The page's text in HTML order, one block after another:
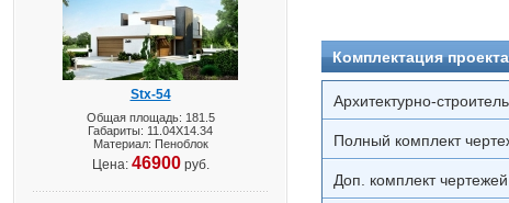
Stx-54
Общая площадь: 181.5
Габариты: 11.04X14.34
Материал: Пеноблок
Цена: 46900руб.
Комплектация
Архитектурно-
Полный комплект
Доп. комплект